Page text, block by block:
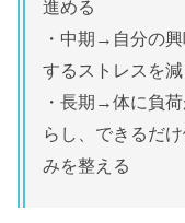
進める
・中期→自分の
するストレスを
・長期→体に負
らし、できるだ
みを整える